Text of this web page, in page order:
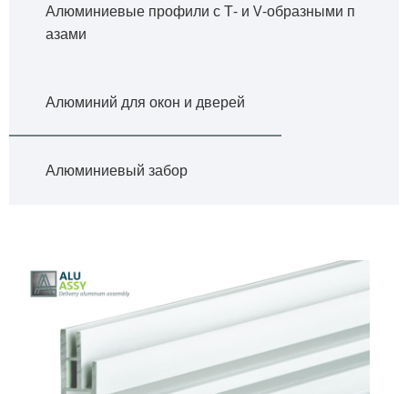
Алюминиевые профили с Т- и V-образными п
азами
Алюминий для окон и дверей
Алюминиевый забор